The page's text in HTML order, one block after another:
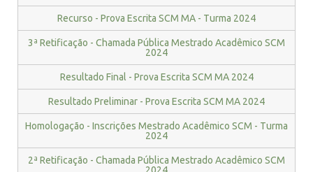
Recurso - Prova Escrita SCM MA - Turma 2024
3ª Retificação - Chamada Pública Mestrado Acadêmico SCM
2024
Resultado Final - Prova Escrita SCM MA 2024
Resultado Preliminar - Prova Escrita SCM MA 2024
Homologação - Inscrições Mestrado Acadêmico SCM - Turma
2024
2ª Retificação - Chamada Pública Mestrado Acadêmico SCM